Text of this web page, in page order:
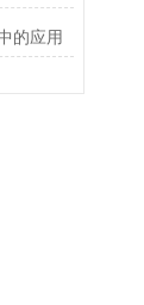
的应用